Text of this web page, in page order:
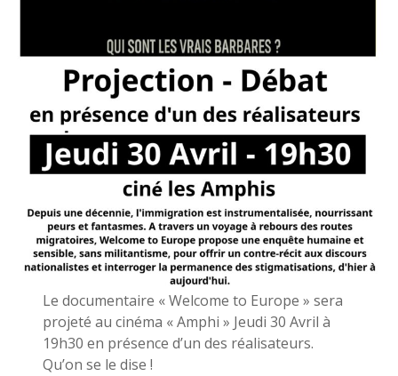
Le documentaire « Welcome to Europe » sera
projeté au cinéma « Amphi » Jeudi 30 Avril à
19h30 en présence d’un des réalisateurs.
Qu’on se le dise !